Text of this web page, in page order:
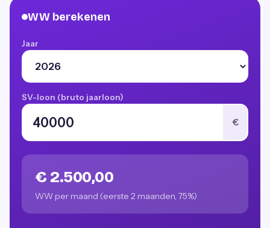
WW berekenen
Jaar
SV-loon (bruto jaarloon)
€
€ 2.500,00
WW per maand (eerste 2 maanden, 75%)